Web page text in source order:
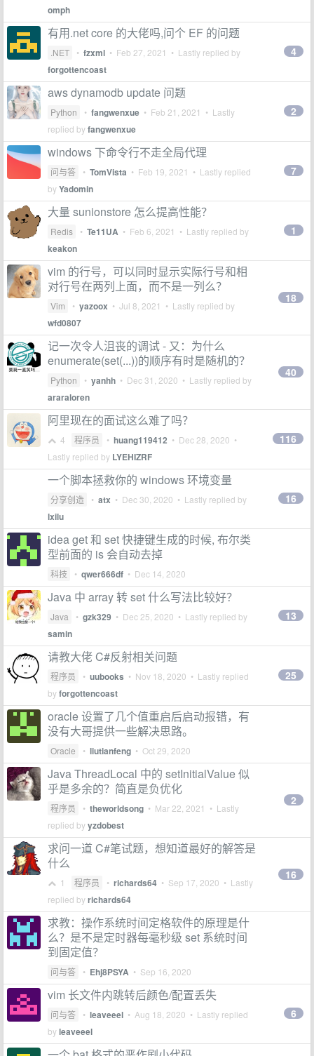
omph
有用.net core 的大佬吗,问个 EF 的问题
.NET • fzxml • Feb 27, 2021 • Lastly replied by
forgottencoast
4
aws dynamodb update 问题
Python • fangwenxue • Feb 21, 2021 • Lastly
replied byfangwenxue
2
windows 下命令行不走全局代理
问与答 • TomVista • Feb 19, 2021 • Lastly replied
byYadomin
7
大量 sunionstore 怎么提高性能？
Redis • Te11UA • Feb 6, 2021 • Lastly replied by
keakon
1
vim 的行号，可以同时显示实际行号和相
对行号在两列上面，而不是一列么？
Vim • yazoox • Jul 8, 2021 • Lastly replied by
wfd0807
18
记一次令人沮丧的调试 - 又：为什么
enumerate(set(...))的顺序有时是随机的？
Python • yanhh • Dec 31, 2020 • Lastly replied by
araraloren
40
阿里现在的面试这么难了吗？
4 程序员 • huang119412 • Dec 28, 2020 •
Lastly replied by LYEHIZRF
116
一个脚本拯救你的 windows 环境变量
分享创造 • atx • Dec 30, 2020 • Lastly replied by
lxilu
16
idea get 和 set 快捷键生成的时候, 布尔类
型前面的 is 会自动去掉
科技 • qwer666df • Dec 14, 2020
Java 中 array 转 set 什么写法比较好？
Java • gzk329 • Dec 25, 2020 • Lastly replied by
samin
13
请教大佬 C#反射相关问题
程序员 • uubooks • Nov 18, 2020 • Lastly replied
byforgottencoast
25
oracle 设置了几个值重启后启动报错，有
没有大哥提供一些解决思路。
Oracle • liutianfeng • Oct 29, 2020
Java ThreadLocal 中的 setInitialValue 似
乎是多余的？简直是负优化
程序员 • theworldsong • Mar 22, 2021 • Lastly
replied byyzdobest
2
求问一道 C#笔试题，想知道最好的解答是
什么
1 程序员 • richards64 • Sep 17, 2020 • Lastly
replied byrichards64
16
求教：操作系统时间定格软件的原理是什
么？是不是定时器每毫秒级 set 系统时间
到固定值？
问与答 • Ehj8PSYA • Sep 16, 2020
vim 长文件内跳转后颜色/配置丢失
问与答 • leaveeel • Aug 18, 2020 • Lastly replied
byleaveeel
6